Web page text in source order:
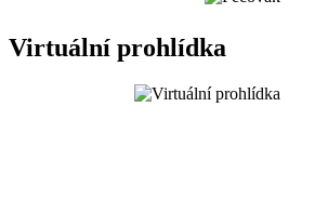
Virtuální prohlídka